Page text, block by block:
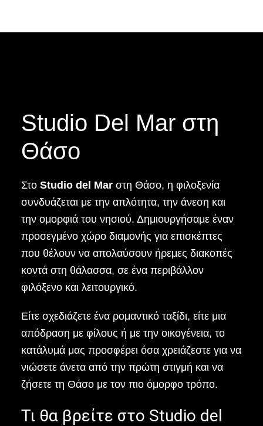
Studio Del Mar στη
Θάσο
Στο Studio del Marστη Θάσο, η φιλοξενία
συνδυάζεται με την απλότητα, την άνεση και
την ομορφιά του νησιού. Δημιουργήσαμε έναν
προσεγμένο χώρο διαμονής για επισκέπτες
που θέλουν να απολαύσουν ήρεμες διακοπές
κοντά στη θάλασσα, σε ένα περιβάλλον
φιλόξενο και λειτουργικό.
Είτε σχεδιάζετε ένα ρομαντικό ταξίδι, είτε μια
απόδραση με φίλους ή με την οικογένεια, το
κατάλυμά μας προσφέρει όσα χρειάζεστε για να
νιώσετε άνετα από την πρώτη στιγμή και να
ζήσετε τη Θάσο με τον πιο όμορφο τρόπο.
Τι θα βρείτε στο Studio del